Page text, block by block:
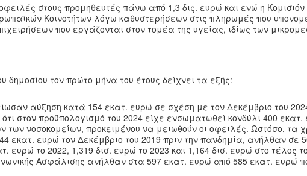
στους προμηθευτές πάνω από 1,3 δις. ευρώ και ενώ η Κομισιόν
Κοινοτήτων λόγω καθυστερήσεων στις πληρωμές που
που εργάζονται στον τομέα της υγείας, ιδίως των
τον πρώτο μήνα του έτους δείχνει τα εξής:
αύξηση κατά 154 εκατ. ευρώ σε σχέση με τον Δεκέμβριο του
στον προϋπολογισμό του 2024 είχε ενσωματωθεί κονδύλι 400
νοσοκομείων, προκειμένου να μειωθούν οι οφειλές. Ωστόσο, τα
εκατ. ευρώ τον Δεκέμβριο του 2019 πριν την πανδημία, ανήλθαν σε
ευρώ το 2022, 1,319 δισ. ευρώ το 2023 και 1,164 δισ. ευρώ στο τέλος
Ασφάλισης ανήλθαν στα 597 εκατ. ευρώ από 585 εκατ. ευρώ